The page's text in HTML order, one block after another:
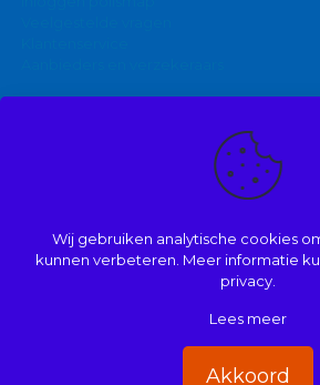
Vergelijk autoverzekering
Disclaimer
Beloningsbeleid
Wij gebruiken analytische cookies
kunnen verbeteren. Meer informatie
privacy.
Lees meer
Akkoord